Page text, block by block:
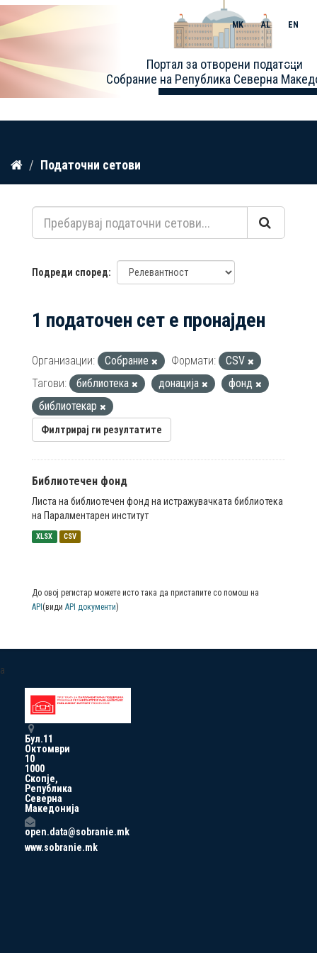
Прескокнете
содржина
Портал за отворени податоци
Собрание на Република Северна
MK AL EN
Toggle
Податочни сетови
Подреди според
1 податочен сет е пронајден
Организации: Собрание Формати:
CSV
Тагови:
библиотека донација
фонд
библиотекар
Филтрирај ги резултатите
Библиотечен фонд
Листа на библиотечен фонд на истражувачката библиотека
на Паралментарен институт
XLSX CSV
До овој регистар можете исто така да пристапите со помош на
API (види API документи)
a
Бул.11
Октомври
10
1000
Скопје,
Република
Северна
Македонија
open.data@sobranie.mk
www.sobranie.mk